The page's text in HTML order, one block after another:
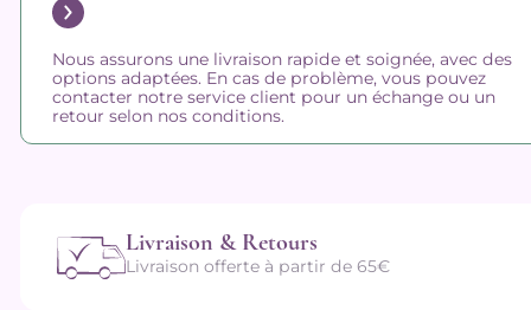
Nous assurons une livraison rapide et soignée, avec des
options adaptées. En cas de problème, vous pouvez
contacter notre service client pour un échange ou un
retour selon nos conditions.
Livraison & Retours
Livraison offerte à partir de 65€